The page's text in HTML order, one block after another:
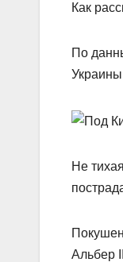
Как
По
Не
Альбер